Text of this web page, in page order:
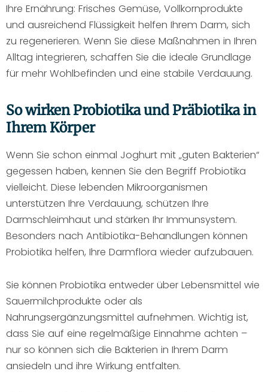
Ihre Ernährung: Frisches Gemüse, Vollkornprodukte
und ausreichend Flüssigkeit helfen Ihrem Darm, sich
zu regenerieren. Wenn Sie diese Maßnahmen in Ihren
Alltag integrieren, schaffen Sie die ideale Grundlage
für mehr Wohlbefinden und eine stabile Verdauung.
So wirken Probiotika und Präbiotika in
Ihrem Körper
Wenn Sie schon einmal Joghurt mit „guten Bakterien“
gegessen haben, kennen Sie den Begriff Probiotika
vielleicht. Diese lebenden Mikroorganismen
unterstützen Ihre Verdauung, schützen Ihre
Darmschleimhaut und stärken Ihr Immunsystem.
Besonders nach Antibiotika-Behandlungen können
Probiotika helfen, Ihre Darmflora wieder aufzubauen.
Sie können Probiotika entweder über Lebensmittel wie
Sauermilchprodukte oder als
Nahrungsergänzungsmittel aufnehmen. Wichtig ist,
dass Sie auf eine regelmäßige Einnahme achten –
nur so können sich die Bakterien in Ihrem Darm
ansiedeln und ihre Wirkung entfalten.